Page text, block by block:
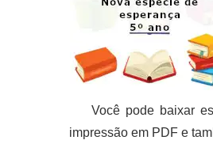
Você pode baixar
impressão em PDF e